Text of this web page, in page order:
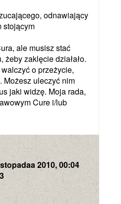
odnawiający
stojącym
ale musisz stać
żeby zaklęcie działało.
o przeżycie,
Możesz uleczyć nim
jaki widzę. Moja rada,
Cure i/lub
2010, 00:04